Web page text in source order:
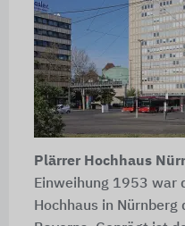
Plärrer Hochhaus
Einweihung 1953 war
Hochhaus in Nürnberg